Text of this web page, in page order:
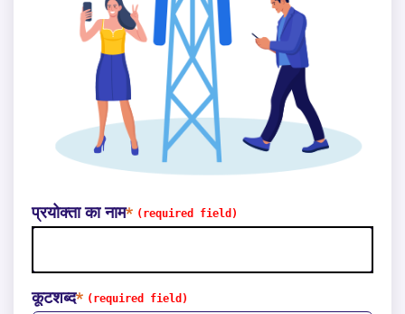
प्रयोक्ता का नाम
कूटशब्द